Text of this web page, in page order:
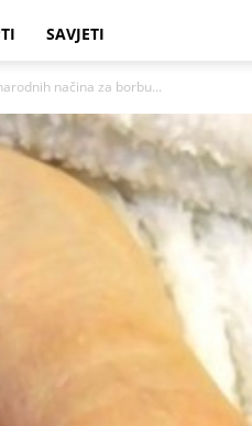
SAVJETI
načina za borbu...